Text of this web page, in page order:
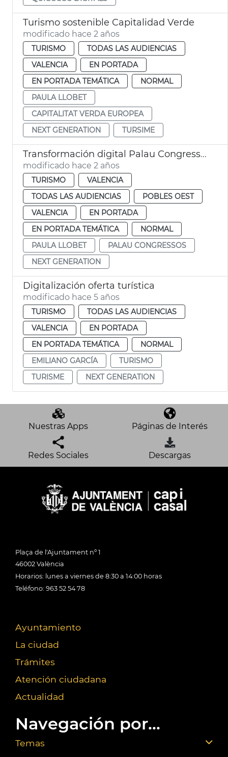
Turismo sostenible Capitalidad Verde
modificado hace 2 años
TURISMO
TODAS LAS AUDIENCIAS
VALENCIA
EN PORTADA
EN PORTADA TEMÁTICA
NORMAL
PAULA LLOBET
CAPITALITAT VERDA EUROPEA
NEXT GENERATION
TURSIME
Transformación digital Palau Congressos
modificado hace 2 años
TURISMO
VALENCIA
TODAS LAS AUDIENCIAS
POBLES OEST
VALENCIA
EN PORTADA
EN PORTADA TEMÁTICA
NORMAL
PAULA LLOBET
PALAU CONGRESSOS
NEXT GENERATION
Digitalización oferta turística
modificado hace 5 años
TURISMO
TODAS LAS AUDIENCIAS
VALENCIA
EN PORTADA
EN PORTADA TEMÁTICA
NORMAL
EMILIANO GARCÍA
TURISMO
TURISME
NEXT GENERATION
Nuestras Apps Páginas de Interés
Redes Sociales Descargas
Plaça de l'Ajuntament nº 1
46002 València
Horarios: lunes a viernes de 8:30 a 14:00 horas
Teléfono: 963 52 54 78
Ayuntamiento
La ciudad
Trámites
Atención ciudadana
Actualidad
Navegación por...
Temas